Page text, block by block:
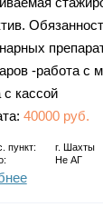
Карты
Фотогалерея
-работа с
с кассой
40000 руб.
пункт: г.
Шахты
Не АГ